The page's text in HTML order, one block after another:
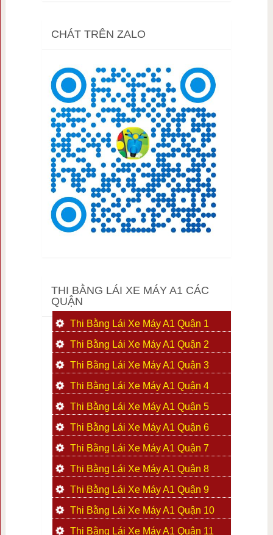
CHÁT TRÊN ZALO
THI BẰNG LÁI XE MÁY A1 CÁC
QUẬN
Thi Bằng Lái Xe Máy A1 Quận 1
Thi Bằng Lái Xe Máy A1 Quận 2
Thi Bằng Lái Xe Máy A1 Quận 3
Thi Bằng Lái Xe Máy A1 Quận 4
Thi Bằng Lái Xe Máy A1 Quận 5
Thi Bằng Lái Xe Máy A1 Quận 6
Thi Bằng Lái Xe Máy A1 Quận 7
Thi Bằng Lái Xe Máy A1 Quận 8
Thi Bằng Lái Xe Máy A1 Quận 9
Thi Bằng Lái Xe Máy A1 Quận 10
Thi Bằng Lái Xe Máy A1 Quận 11